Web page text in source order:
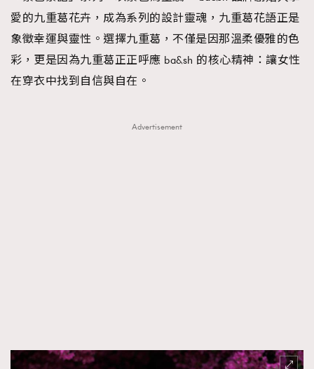
愛的九重葛花卉，成為系列的設計靈魂，九重葛花語正是
象徵幸運與靈性。選擇九重葛，不僅是因那溫柔優雅的色
彩，更是因為九重葛正正呼應 ba&sh 的核心精神：讓女性
在穿衣中找到自信與自在。
Advertisement